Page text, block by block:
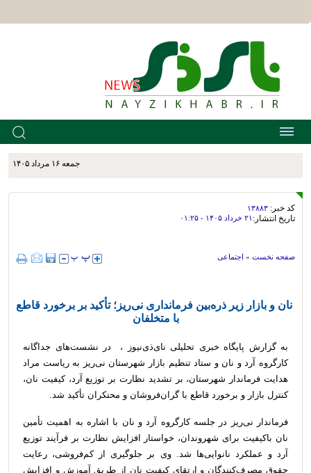
جمعه ۱۶ مرداد ۱۴۰۵
کد خبر: ۱۳۸۸۳
تاریخ انتشار: ۲۱ خرداد ۱۴۰۵ - ۰۱:۲۵
صفحه نخست » اجتماعی
نان و بازار زیر ذره‌بین فرمانداری نی‌ریز؛ تأکید بر برخورد قاطع
با متخلفان
به گزارش پایگاه خبری تحلیلی نای‌ذی‌نیوز ، در نشست‌های جداگانه
کارگروه آرد و نان و ستاد تنظیم بازار شهرستان نی‌ریز به ریاست مراد
هدایت فرماندار شهرستان، بر تشدید نظارت بر توزیع آرد، کیفیت نان،
کنترل بازار و برخورد قاطع با گران‌فروشان و محتکران تأکید شد.
فرماندار نی‌ریز در جلسه کارگروه آرد و نان با اشاره به اهمیت تأمین
نان باکیفیت برای شهروندان، خواستار افزایش نظارت بر فرآیند توزیع
آرد و عملکرد نانوایی‌ها شد. وی بر جلوگیری از کم‌فروشی، رعایت
حقوق مصرف‌کنندگان و ارتقای کیفیت نان از طریق آموزش و افزایش